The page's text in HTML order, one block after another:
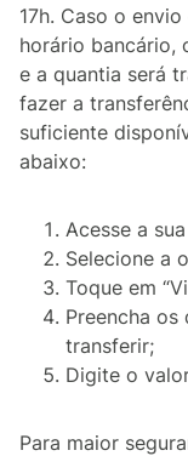
17h. Caso o
horário bancário,
e a quantia será
fazer a
suficiente
abaixo:
Acesse a
Selecione a
Toque em
Preencha
transferir;
Digite o
Para maior